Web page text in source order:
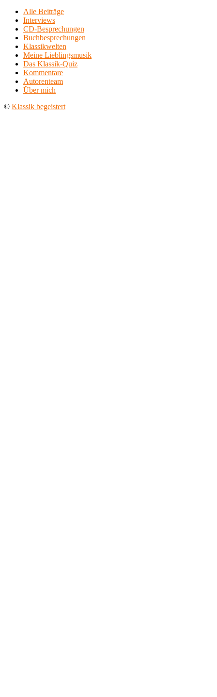
Alle Beiträge
Interviews
CD-Besprechungen
Buchbesprechungen
Klassikwelten
Meine Lieblingsmusik
Das Klassik-Quiz
Kommentare
Autorenteam
Über mich
© Klassik begeistert